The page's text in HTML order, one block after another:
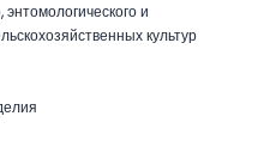
и
культур